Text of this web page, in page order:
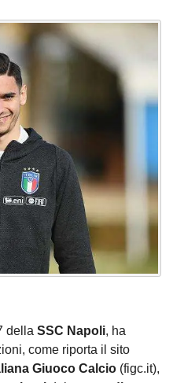
della SSC Napoli, ha
come riporta il sito
Giuoco Calcio (figc.it),